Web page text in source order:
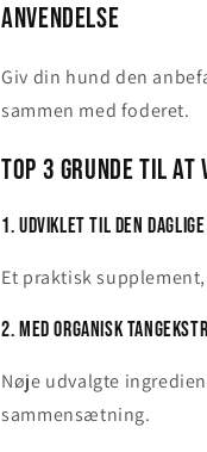
Anvendelse
Giv din hund den
sammen med foderet.
Top 3 grunde til at
1. Udviklet til den
Et praktisk
2. Med organisk
Nøje udvalgte
sammensætning.